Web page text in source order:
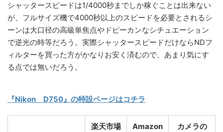
シャッタースピードは1/4000秒までしか稼ぐことは出来ない
が、フルサイズ機で4000秒以上のスピードを必要とされるシ
ーンは大口径の高級単焦点やドピーカンなシチュエーション
で逆光の時等だろう。実際シャッタースピードだけならNDフ
ィルターを買った方がかなりお安く済むので、あまり気にす
る点では無いだろう。
『Nikon D750』の特設ページはコチラ
楽天市場 Amazon
カメラの